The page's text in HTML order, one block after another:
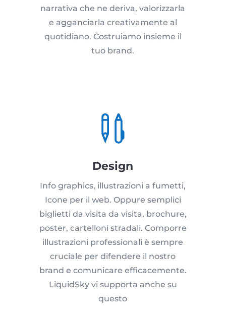
narrativa che ne deriva, valorizzarla
e agganciarla creativamente al
quotidiano. Costruiamo insieme il
tuo brand.

Design
Info graphics, illustrazioni a fumetti,
Icone per il web. Oppure semplici
biglietti da visita da visita, brochure,
poster, cartelloni stradali. Comporre
illustrazioni professionali è sempre
cruciale per difendere il nostro
brand e comunicare efficacemente.
LiquidSky vi supporta anche su
questo